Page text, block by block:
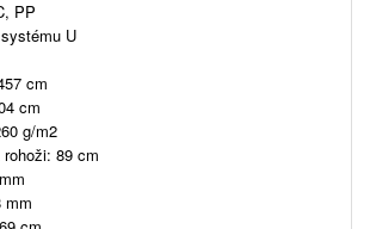
PP
U
cm
cm
g/m2
89 cm
mm